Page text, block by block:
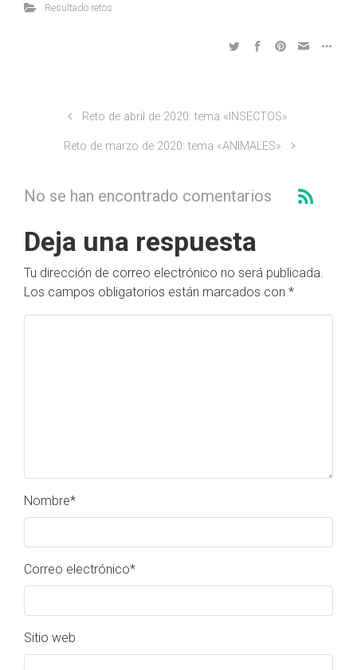
Resultado retos
Reto de abril de 2020: tema «INSECTOS»
Reto de marzo de 2020: tema «ANIMALES»
No se han encontrado comentarios
Deja una respuesta
Tu dirección de correo electrónico no será publicada.
Los campos obligatorios están marcados con *
Nombre*
Correo electrónico*
Sitio web